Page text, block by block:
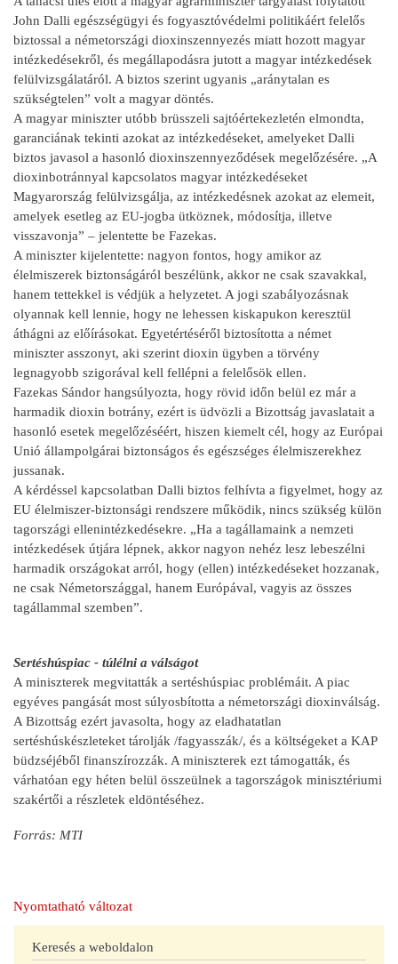
John Dalli egészségügyi és fogyasztóvédelmi politikáért felelős
biztossal a németországi dioxinszennyezés miatt hozott magyar
intézkedésekről, és megállapodásra jutott a magyar intézkedések
felülvizsgálatáról. A biztos szerint ugyanis „aránytalan es
szükségtelen” volt a magyar döntés.
A magyar miniszter utóbb brüsszeli sajtóértekezletén elmondta,
garanciának tekinti azokat az intézkedéseket, amelyeket Dalli
biztos javasol a hasonló dioxinszennyeződések megelőzésére. „A
dioxinbotránnyal kapcsolatos magyar intézkedéseket
Magyarország felülvizsgálja, az intézkedésnek azokat az elemeit,
amelyek esetleg az EU-jogba ütköznek, módosítja, illetve
visszavonja” – jelentette be Fazekas.
A miniszter kijelentette: nagyon fontos, hogy amikor az
élelmiszerek biztonságáról beszélünk, akkor ne csak szavakkal,
hanem tettekkel is védjük a helyzetet. A jogi szabályozásnak
olyannak kell lennie, hogy ne lehessen kiskapukon keresztül
áthágni az előírásokat. Egyetértéséről biztosította a német
miniszter asszonyt, aki szerint dioxin ügyben a törvény
legnagyobb szigorával kell fellépni a felelősök ellen.
Fazekas Sándor hangsúlyozta, hogy rövid időn belül ez már a
harmadik dioxin botrány, ezért is üdvözli a Bizottság javaslatait a
hasonló esetek megelőzéséért, hiszen kiemelt cél, hogy az Európai
Unió állampolgárai biztonságos és egészséges élelmiszerekhez
jussanak.
A kérdéssel kapcsolatban Dalli biztos felhívta a figyelmet, hogy az
EU élelmiszer-biztonsági rendszere működik, nincs szükség külön
tagországi ellenintézkedésekre. „Ha a tagállamaink a nemzeti
intézkedések útjára lépnek, akkor nagyon nehéz lesz lebeszélni
harmadik országokat arról, hogy (ellen) intézkedéseket hozzanak,
ne csak Németországgal, hanem Európával, vagyis az összes
tagállammal szemben”.
Sertéshúspiac - túlélni a válságot
A miniszterek megvitatták a sertéshúspiac problémáit. A piac
egyéves pangását most súlyosbította a németországi dioxinválság.
A Bizottság ezért javasolta, hogy az eladhatatlan
sertéshúskészleteket tárolják /fagyasszák/, és a költségeket a KAP
büdzséjéből finanszírozzák. A miniszterek ezt támogatták, és
várhatóan egy héten belül összeülnek a tagországok minisztériumi
szakértői a részletek eldöntéséhez.
Forrás: MTI
Nyomtatható változat
Keresés a weboldalon